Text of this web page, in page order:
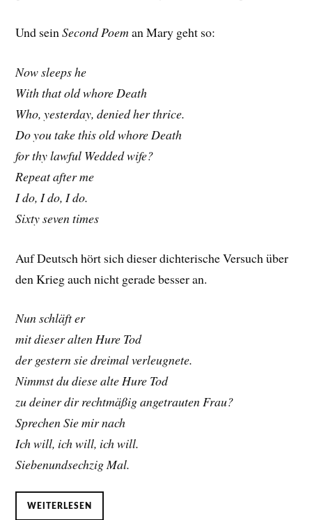
Und seinSecond Poeman Mary geht so:
Now sleeps he
With that old whore Death
Who, yesterday, denied her thrice.
Do you take this old whore Death
for thy lawful Wedded wife?
Repeat after me
I do, I do, I do.
Sixty seven times
Auf Deutsch hört sich dieser dichterische Versuch über
den Krieg auch nicht gerade besser an.
Nun schläft er
mit dieser alten Hure Tod
der gestern sie dreimal verleugnete.
Nimmst du diese alte Hure Tod
zu deiner dir rechtmäßig angetrauten Frau?
Sprechen Sie mir nach
Ich will, ich will, ich will.
Siebenundsechzig Mal.
WEITERLESEN